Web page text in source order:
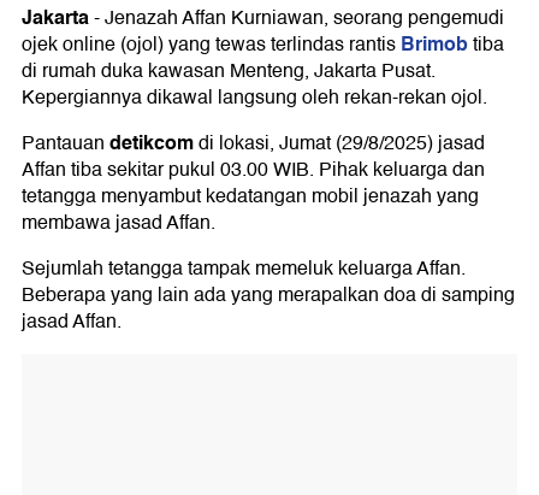
Jakarta-Jenazah Affan Kurniawan, seorang pengemudi
ojek online (ojol) yang tewas terlindas rantisBrimobtiba
di rumah duka kawasan Menteng, Jakarta Pusat.
Kepergiannya dikawal langsung oleh rekan-rekan ojol.
Pantauandetikcomdi lokasi, Jumat (29/8/2025) jasad
Affan tiba sekitar pukul 03.00 WIB. Pihak keluarga dan
tetangga menyambut kedatangan mobil jenazah yang
membawa jasad Affan.
Sejumlah tetangga tampak memeluk keluarga Affan.
Beberapa yang lain ada yang merapalkan doa di samping
jasad Affan.